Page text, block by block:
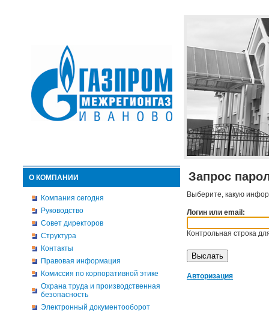
О КОМПАНИИ
Компания сегодня
Руководство
Совет директоров
Структура
Контакты
Правовая информация
Комиссия по корпоративной этике
Охрана труда и производственная
безопасность
Электронный документооборот
Запрос
Выберите, какую
Логин или email:
Контрольная строка
Авторизация